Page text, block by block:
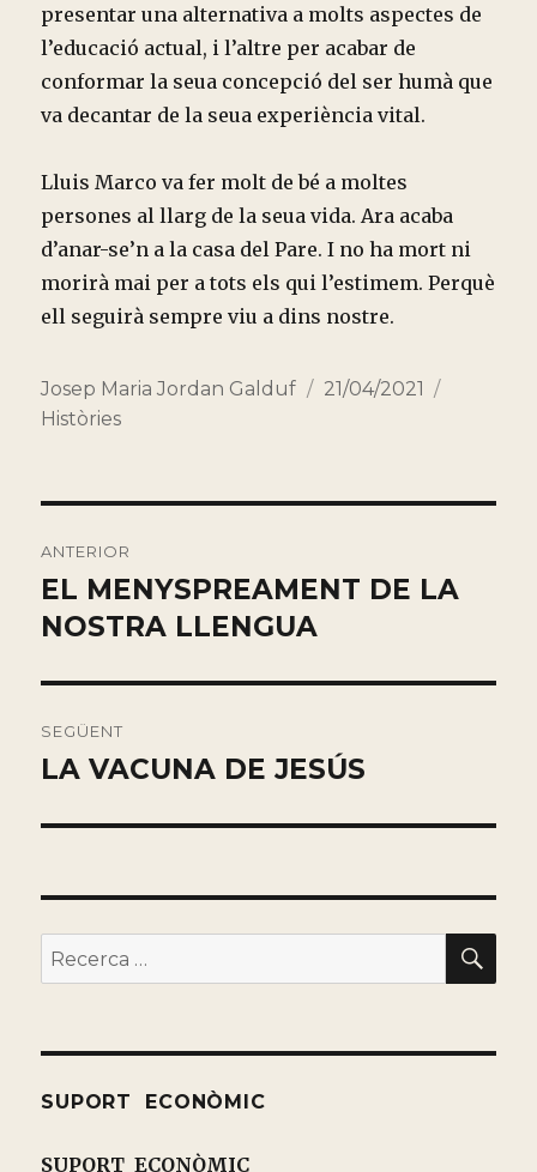
presentar una alternativa a molts aspectes de
l’educació actual, i l’altre per acabar de
conformar la seua concepció del ser humà que
va decantar de la seua experiència vital.
Lluis Marco va fer molt de bé a moltes
persones al llarg de la seua vida. Ara acaba
d’anar-se’n a la casa del Pare. I no ha mort ni
morirà mai per a tots els qui l’estimem. Perquè
ell seguirà sempre viu a dins nostre.
Autor
Josep Maria Jordan Galduf
Publicado
21/04/2021
Històries
de
entradas
ANTERIOR
Entrada
anterior:
EL MENYSPREAMENT DE LA
NOSTRA LLENGUA
SEGÜENT
Entrada
LA VACUNA DE JESÚS
Buscar
por:
SUPORT ECONÒMIC
SUPORT ECONÒMIC